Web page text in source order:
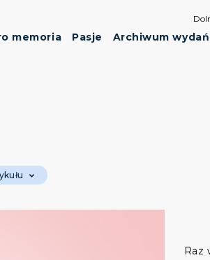
memoria Pasje Archiwum wydań
Raz